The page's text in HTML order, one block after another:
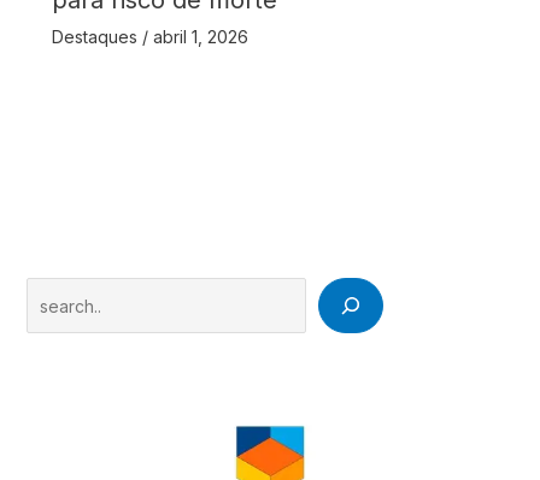
Destaques / abril 1, 2026